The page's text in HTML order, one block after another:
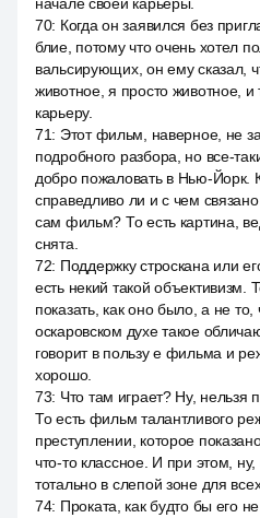
70: Когда он заявился без
блие, потому что очень хотел
вальсирующих, он ему сказал,
животное, я просто животное,
карьеру.
71: Этот фильм, наверное, не
подробного разбора, но все-
добро пожаловать в Нью-Йорк.
справедливо ли и с чем связано
сам фильм? То есть картина,
снята.
72: Поддержку строскана или
есть некий такой объективизм.
показать, как оно было, а не
оскаровском духе такое
говорит в пользу e фильма и
хорошо.
73: Что там играет? Ну, нельзя
То есть фильм талантливого
преступлении, которое
что-то классное. И при этом,
тотально в слепой зоне для
74: Проката, как будто бы его